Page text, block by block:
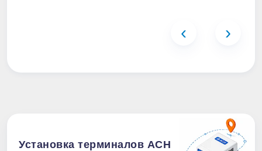
‹ ›
Установка терминалов АСН